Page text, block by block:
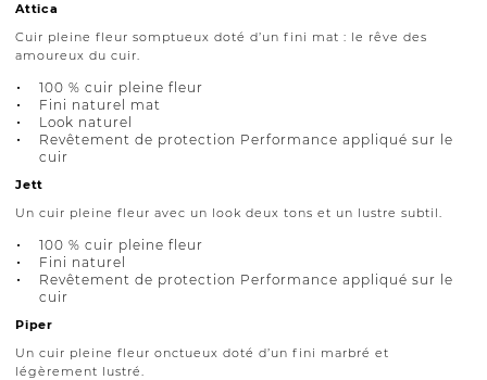
Attica
Cuir pleine fleur somptueux doté d’un fini mat : le rêve des
amoureux du cuir.
100 % cuir pleine fleur
Fini naturel mat
Look naturel
Revêtement de protection Performance appliqué sur le
cuir
Jett
Un cuir pleine fleur avec un look deux tons et un lustre subtil.
100 % cuir pleine fleur
Fini naturel
Revêtement de protection Performance appliqué sur le
cuir
Piper
Un cuir pleine fleur onctueux doté d’un fini marbré et
légèrement lustré.